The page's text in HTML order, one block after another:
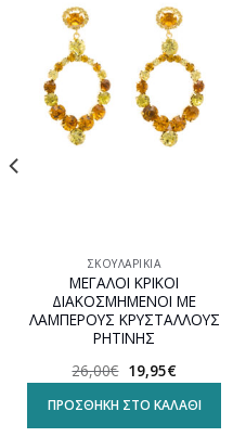
Προσθήκη
στη
wishlist
ΣΚΟΥΛΑΡΊΚΙΑ
ΜΕΓΑΛΟΙ ΚΡΙΚΟΙ
ΔΙΑΚΟΣΜΗΜΕΝΟΙ ΜΕ
ΛΑΜΠΕΡΟΥΣ ΚΡΥΣΤΑΛΛΟΥΣ
ΡΗΤΙΝΗΣ
26,00€ Original
price
was:
26,00€.
19,95€Η
τρέχουσα
τιμή
είναι:
19,95€.
ΠΡΟΣΘΉΚΗ ΣΤΟ ΚΑΛΆΘΙ